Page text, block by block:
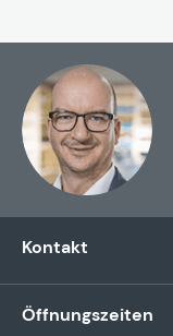
Kontakt
Öffnungszeiten